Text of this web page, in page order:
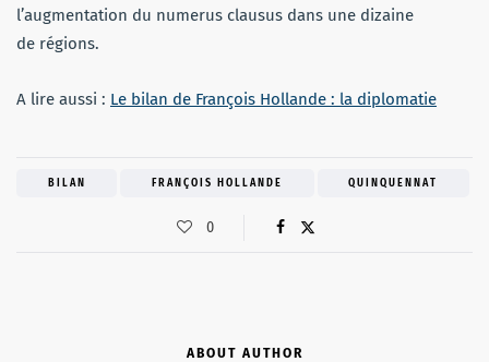
l’augmentation du numerus clausus dans une dizaine
de régions.
A lire aussi : Le bilan de François Hollande : la diplomatie
BILAN FRANÇOIS HOLLANDE QUINQUENNAT
0
ABOUT AUTHOR